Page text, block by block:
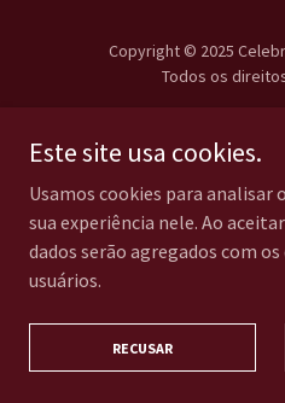
Copyright © 2025
Todos os
Termos e
Política de
Política de
Este site usa cookies.
Usamos cookies para
sua experiência nele. Ao
dados serão agregados com
usuários.
RECUSAR